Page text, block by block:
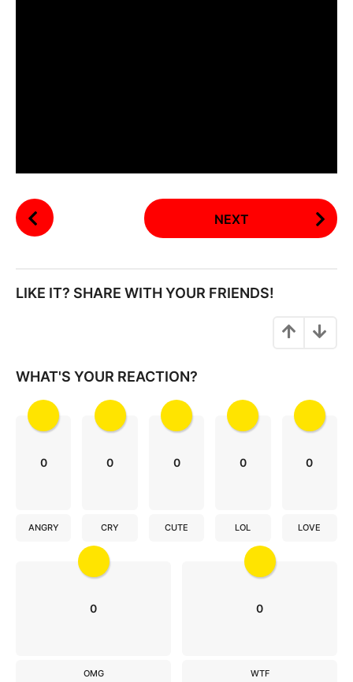
P
o
P
n
NEXT
LIKE IT? SHARE WITH YOUR FRIENDS!
WHAT'S YOUR REACTION?
0
ANGRY
0
CRY
0
CUTE
0
LOL
0
LOVE
0
OMG
0
WTF